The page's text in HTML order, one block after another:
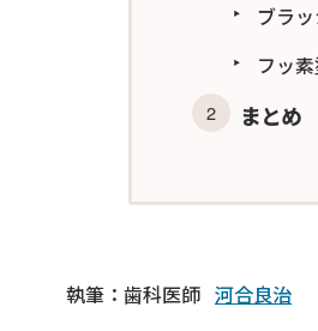
ブラ
フッ
まとめ
執筆：歯科医師 河合良治